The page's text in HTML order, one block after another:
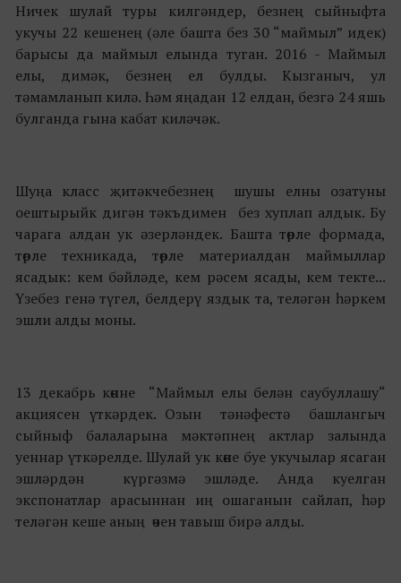
Ничек шулай туры килгәндер, безнең сыйныфта
укучы 22 кешенең (әле башта без 30 “маймыл” идек)
барысы да маймыл елында туган. 2016 - Маймыл
елы, димәк, безнең ел булды. Кызганыч, ул
тәмамланып килә. Һәм яңадан 12 елдан, безгә 24 яшь
булганда гына кабат киләчәк.
Шуңа класс җитәкчебезнең шушы елны озатуны
оештырыйк дигән тәкъдимен без хуплап алдык. Бу
чарага алдан ук әзерләндек. Башта төрле формада,
төрле техникада, төрле материалдан маймыллар
ясадык: кем бәйләде, кем рәсем ясады, кем текте...
Үзебез генә түгел, белдерү яздык та, теләгән һәркем
эшли алды моны.
13 декабрь көнне “Маймыл елы белән саубуллашу“
акциясен үткәрдек. Озын тәнәфестә башлангыч
сыйныф балаларына мәктәпнең актлар залында
уеннар үткәрелде. Шулай ук көне буе укучылар ясаган
эшләрдән күргәзмә эшләде. Анда куелган
экспонатлар арасыннан иң ошаганын сайлап, һәр
теләгән кеше аның өчен тавыш бирә алды.